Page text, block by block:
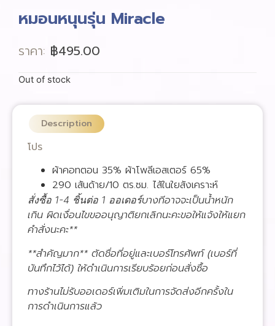
หมอนหนุนรุ่น Miracle
ราคา: ฿495.00
Out of stock
Description
โปร
ผ้าคอทตอน 35% ผ้าโพลีเอสเตอร์ 65%
290 เส้นด้าย/10 ตร.ซม. ไส้ในใยสังเคราะห์
สั่งซื้อ 1-4 ชิ้นต่อ 1 ออเดอร์บางทีอาจจะเป็นน้ำหนัก
เกิน ผิดเงื่อนไขขออนุญาติยกเลิกนะคะขอให้แจ้งให้แยก
คำสั่งนะคะ**
**สำคัญมาก** ตัดชื่อที่อยู่และเบอร์โทรศัพท์ (เบอร์ที่
บันทึกไว้ได้) ให้ดำเนินการเรียบร้อยก่อนสั่งซื้อ
ทางร้านไม่รับออเดอร์เพิ่มเติมในการจัดส่งอีกครั้งใน
การดำเนินการแล้ว